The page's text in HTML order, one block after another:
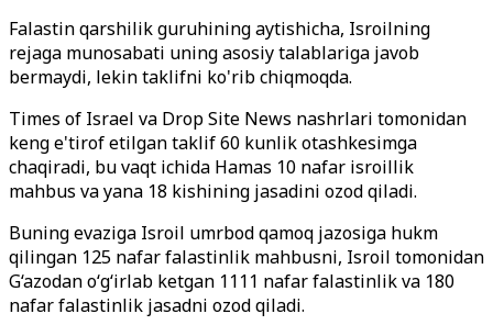
Falastin qarshilik guruhining aytishicha, Isroilning
rejaga munosabati uning asosiy talablariga javob
bermaydi, lekin taklifni ko'rib chiqmoqda.
Times of Israel va Drop Site News nashrlari tomonidan
keng e'tirof etilgan taklif 60 kunlik otashkesimga
chaqiradi, bu vaqt ichida Hamas 10 nafar isroillik
mahbus va yana 18 kishining jasadini ozod qiladi.
Buning evaziga Isroil umrbod qamoq jazosiga hukm
qilingan 125 nafar falastinlik mahbusni, Isroil tomonidan
G‘azodan o‘g‘irlab ketgan 1111 nafar falastinlik va 180
nafar falastinlik jasadni ozod qiladi.